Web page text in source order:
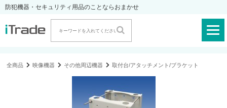
防犯機器・セキュリティ用品のことならおまかせ
全商品 映像機器 その他周辺機器 取付台/アタッチメント/ブラケット